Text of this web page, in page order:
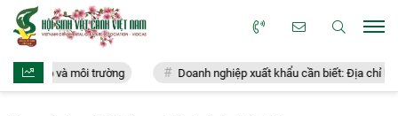
và môi trường Doanh nghiệp xuất khẩu cần biết: Địa chỉ hỏi đáp